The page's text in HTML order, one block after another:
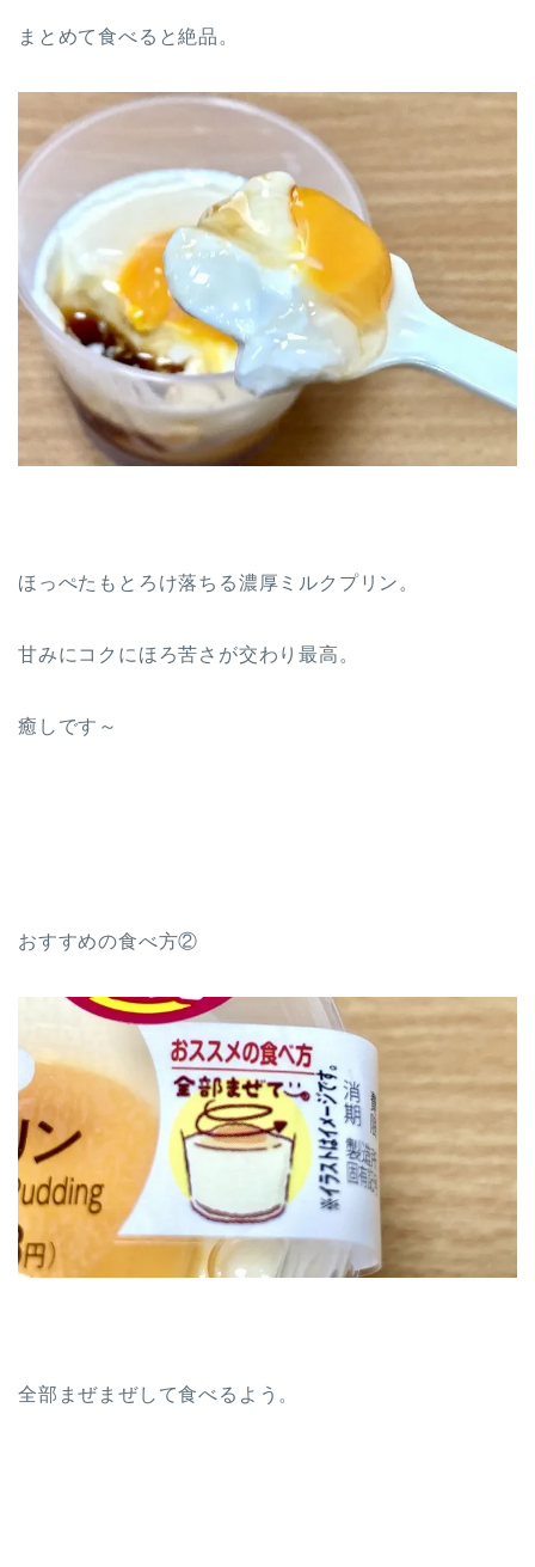
まとめて食べると絶品。
ほっぺたもとろけ落ちる濃厚ミルクプリン。
甘みにコクにほろ苦さが交わり最高。
癒しです～
おすすめの食べ方②
全部まぜまぜして食べるよう。